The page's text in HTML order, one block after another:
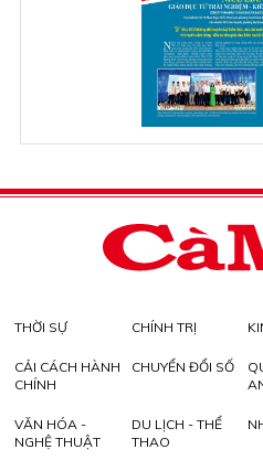
THỜI SỰ CHÍNH TRỊ
CẢI CÁCH HÀNH
CHÍNH
CHUYỂN ĐỔI SỐ
VĂN HÓA -
NGHỆ THUẬT
DU LỊCH - THỂ
THAO